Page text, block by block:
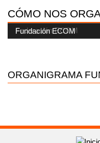
CÓMO NOS
Federación ECOM
Fundación ECOM
ORGANIGRAMA